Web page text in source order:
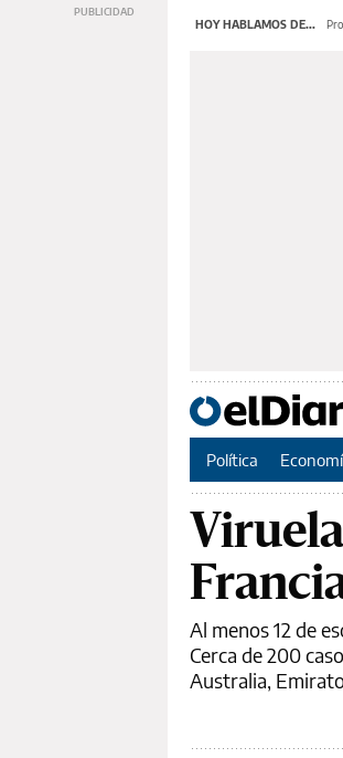
HOY HABLAMOS DE...
Política
Al menos 12 de
Cerca de 200
Australia,